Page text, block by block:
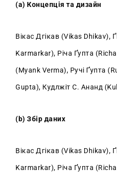
(a) Концепція та дизайн
Вікас Дгікав (Vikas Dhikav),
Karmarkar), Річа Ґупта
(Myank Verma), Ручі Ґупта
Gupta), Кудлжіт С. Ананд
(b) Збір даних
Вікас Дгікав (Vikas Dhikav),
Karmarkar), Річа Ґупта